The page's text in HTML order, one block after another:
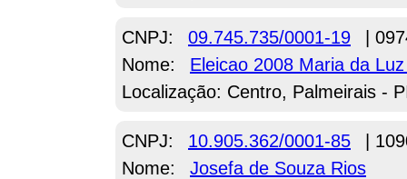
CNPJ: 09.745.735/0001-19
|
Nome:
Eleicao 2008 Maria da
Localização: Centro, Palmeirais -
CNPJ: 10.905.362/0001-85
|
Nome:
Josefa de Souza Rios